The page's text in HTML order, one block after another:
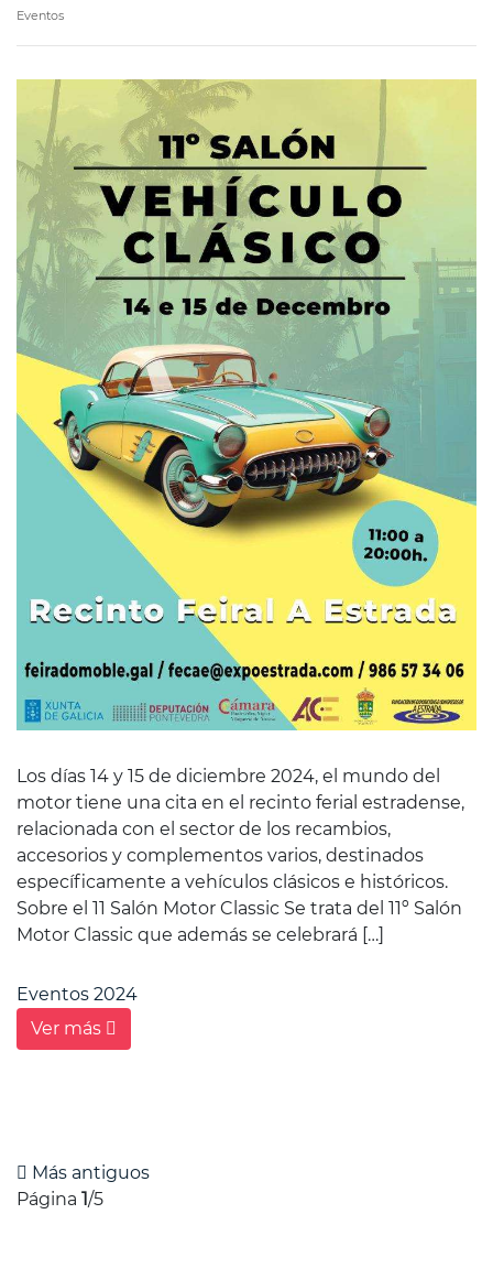
Eventos
Los días 14 y 15 de diciembre 2024, el mundo del
motor tiene una cita en el recinto ferial estradense,
relacionada con el sector de los recambios,
accesorios y complementos varios, destinados
específicamente a vehículos clásicos e históricos.
Sobre el 11 Salón Motor Classic Se trata del 11º Salón
Motor Classic que además se celebrará […]
Eventos 2024
Ver más
Más antiguos
Página 1/5